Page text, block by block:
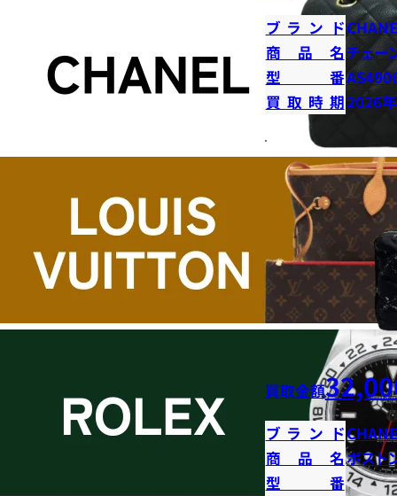
ブランド
商品名チェー
型番
買取時期2026
買取金額
ブランド
商品名ボスト
型番